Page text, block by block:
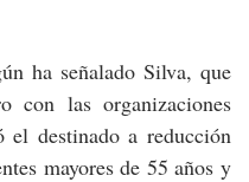
ha señalado Silva, que
con las organizaciones
el destinado a reducción
mayores de 55 años y